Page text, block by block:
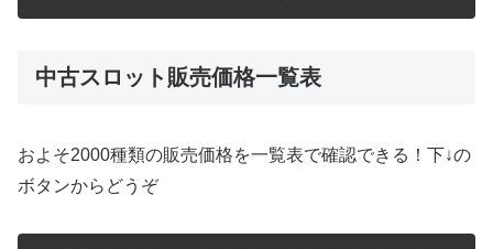
中古スロット販売価格一覧表
およそ2000種類の販売価格を一覧表で確認できる！下↓の
ボタンからどうぞ